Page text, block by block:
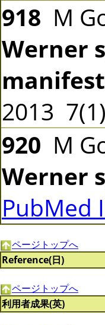
918 M
Werner
2013
920 M
Werner
PubMed
ページトップへ
Reference(日)
ページトップへ
利用者成果(英)